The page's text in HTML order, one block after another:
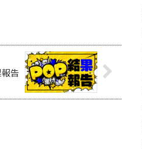
報告